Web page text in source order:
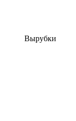
Вырубки